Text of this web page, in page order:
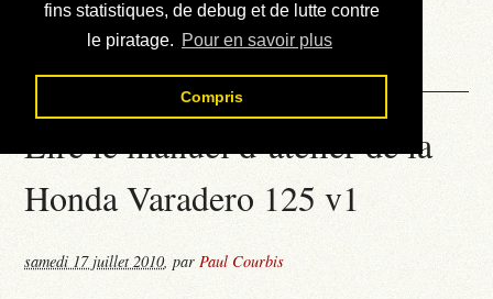
fins statistiques, de debug et de lutte contre
le piratage. Pour en savoir plus
Compris
Téléchargement
Contact
Lire le manuel d’atelier de la
Honda Varadero 125 v1
samedi 17 juillet 2010,parPaul Courbis